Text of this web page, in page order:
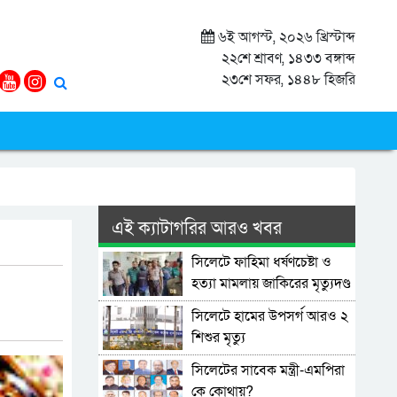
৬ই আগস্ট, ২০২৬ খ্রিস্টাব্দ
২২শে শ্রাবণ, ১৪৩৩ বঙ্গাব্দ
২৩শে সফর, ১৪৪৮ হিজরি
এই ক্যাটাগরির আরও খবর
সিলেটে ফাহিমা ধর্ষণচেষ্টা ও
হত্যা মামলায় জাকিরের মৃত্যুদণ্ড
সিলেটে হামের উপসর্গ আরও ২
শিশুর মৃত্যু
সিলেটের সাবেক মন্ত্রী-এমপিরা
কে কোথায়?